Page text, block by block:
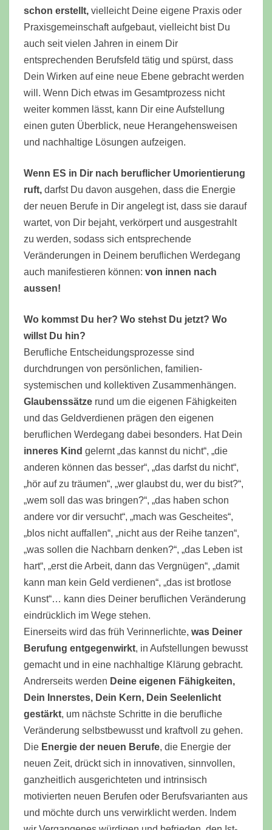
schon erstellt, vielleicht Deine eigene Praxis oder
Praxisgemeinschaft aufgebaut, vielleicht bist Du
auch seit vielen Jahren in einem Dir
entsprechenden Berufsfeld tätig und spürst, dass
Dein Wirken auf eine neue Ebene gebracht werden
will. Wenn Dich etwas im Gesamtprozess nicht
weiter kommen lässt, kann Dir eine Aufstellung
einen guten Überblick, neue Herangehensweisen
und nachhaltige Lösungen aufzeigen.
Wenn ES in Dir nach beruflicher Umorientierung
ruft, darfst Du davon ausgehen, dass die Energie
der neuen Berufe in Dir angelegt ist, dass sie darauf
wartet, von Dir bejaht, verkörpert und ausgestrahlt
zu werden, sodass sich entsprechende
Veränderungen in Deinem beruflichen Werdegang
auch manifestieren können: von innen nach
aussen!
Wo kommst Du her? Wo stehst Du jetzt? Wo
willst Du hin?
Berufliche Entscheidungsprozesse sind
durchdrungen von persönlichen, familien-
systemischen und kollektiven Zusammenhängen.
Glaubenssätze rund um die eigenen Fähigkeiten
und das Geldverdienen prägen den eigenen
beruflichen Werdegang dabei besonders. Hat Dein
inneres Kind gelernt „das kannst du nicht“, „die
anderen können das besser“, „das darfst du nicht“,
„hör auf zu träumen“, „wer glaubst du, wer du bist?“,
„wem soll das was bringen?“, „das haben schon
andere vor dir versucht“, „mach was Gescheites“,
„blos nicht auffallen“, „nicht aus der Reihe tanzen“,
„was sollen die Nachbarn denken?“, „das Leben ist
hart“, „erst die Arbeit, dann das Vergnügen“, „damit
kann man kein Geld verdienen“, „das ist brotlose
Kunst“… kann dies Deiner beruflichen Veränderung
eindrücklich im Wege stehen.
Einerseits wird das früh Verinnerlichte, was Deiner
Berufung entgegenwirkt, in Aufstellungen bewusst
gemacht und in eine nachhaltige Klärung gebracht.
Andrerseits werden Deine eigenen Fähigkeiten,
Dein Innerstes, Dein Kern, Dein Seelenlicht
gestärkt, um nächste Schritte in die berufliche
Veränderung selbstbewusst und kraftvoll zu gehen.
Die Energie der neuen Berufe, die Energie der
neuen Zeit, drückt sich in innovativen, sinnvollen,
ganzheitlich ausgerichteten und intrinsisch
motivierten neuen Berufen oder Berufsvarianten aus
und möchte durch uns verwirklicht werden. Indem